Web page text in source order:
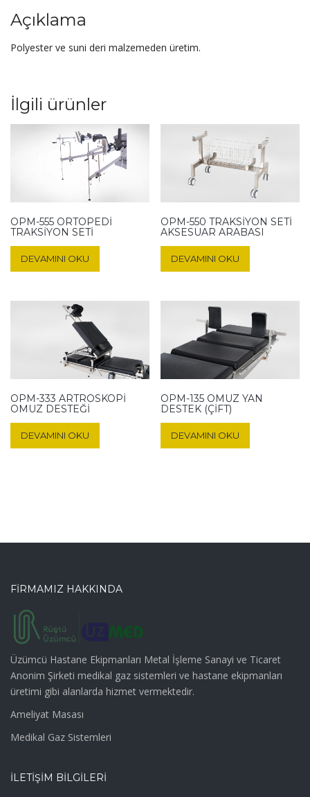
Açıklama
Polyester ve suni deri malzemeden üretim.
İlgili ürünler
OPM-555 ORTOPEDI
TRAKSIYON SETI
DEVAMINI OKU
OPM-550 TRAKSIYON SETI
AKSESUAR ARABASI
DEVAMINI OKU
OPM-333 ARTROSKOPI
OMUZ DESTEĞI
DEVAMINI OKU
OPM-135 OMUZ YAN
DESTEK (ÇIFT)
DEVAMINI OKU
FİRMAMIZ HAKKINDA
Üzümcü Hastane Ekipmanları Metal İşleme Sanayi ve Ticaret
Anonim Şirketi medikal gaz sistemleri ve hastane ekipmanları
üretimi gibi alanlarda hizmet vermektedir.
Ameliyat Masası
Medikal Gaz Sistemleri
İLETİŞİM BİLGİLERİ